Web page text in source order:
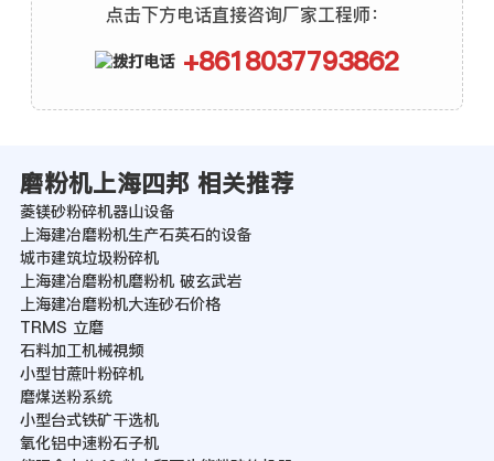
点击下方电话直接咨询厂家工程师：
+8618037793862
磨粉机上海四邦 相关推荐
菱镁砂粉碎机器山设备
上海建冶磨粉机生产石英石的设备
城市建筑垃圾粉碎机
上海建冶磨粉机磨粉机 破玄武岩
上海建冶磨粉机大连砂石价格
TRMS 立磨
石料加工机械視频
小型甘蔗叶粉碎机
磨煤送粉系统
小型台式铁矿干选机
氧化铝中速粉石子机